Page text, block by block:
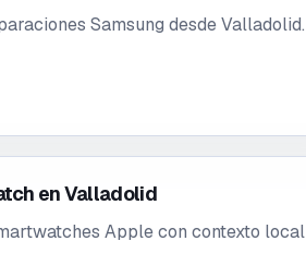
Samsung desde Valladolid.
en Valladolid
Apple con contexto local